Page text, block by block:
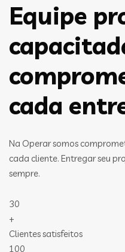
Equipe
cada
Na Operar somos
cada cliente. Entregar seu
sempre.
30
+
Clientes satisfeitos
100